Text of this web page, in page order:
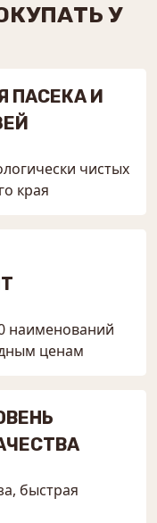
У
ПАСЕКА И
чистых
края
наименований
ценам
быстрая